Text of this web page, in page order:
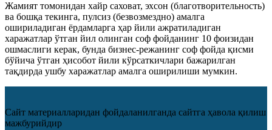
Жамият томонидан хайр саховат, эхсон (благотворительность)
ва бошқа текинга, пулсиз (безвозмездно) амалга
ошириладиган ёрдамларга ҳар йили ажратиладиган
харажатлар ўтган йил олинган соф фойданинг 10 фоизидан
ошмаслиги керак, бунда бизнес-режанинг соф фойда қисми
бўйича ўтган ҳисобот йили кўрсаткичлари бажарилган
тақдирда ушбу харажатлар амалга оширилиши мумкин.
Сайт материалларидан фойдаланилганда сайтга ҳавола қилиш
мажбурийдир